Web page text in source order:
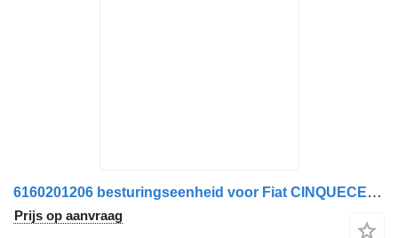
6160201206 besturingseenheid voor Fiat CINQUECENTO 170 | 91 - 99 auto
Prijs op aanvraag